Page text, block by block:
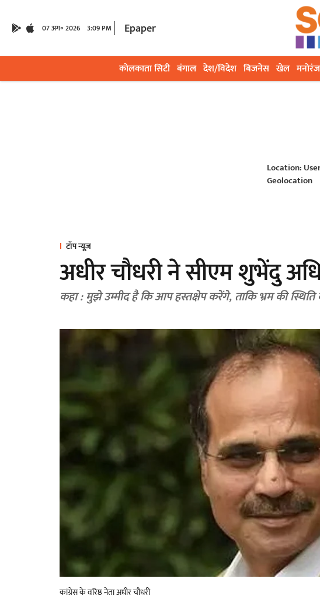
07 अग॰ 2026 3:09 PM Epaper
कोलकाता सिटी बंगाल देश/विदेश बिजनेस खेल
Location:
Geolocation
टॉप न्यूज़
अधीर चौधरी ने सीएम शुभेंदु
कहा : मुझे उम्मीद है कि आप हस्तक्षेप करेंगे, ताकि भ्रम की
कांग्रेस के वरिष्ठ नेता अधीर चौधरी